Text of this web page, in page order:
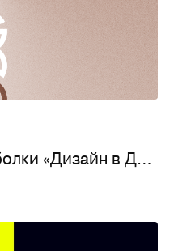
834
Макет принта для футболки «Дизайн в ДНК»